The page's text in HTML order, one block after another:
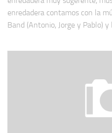
enredadera contamos con la
Band (Antonio, Jorge y Pablo) y